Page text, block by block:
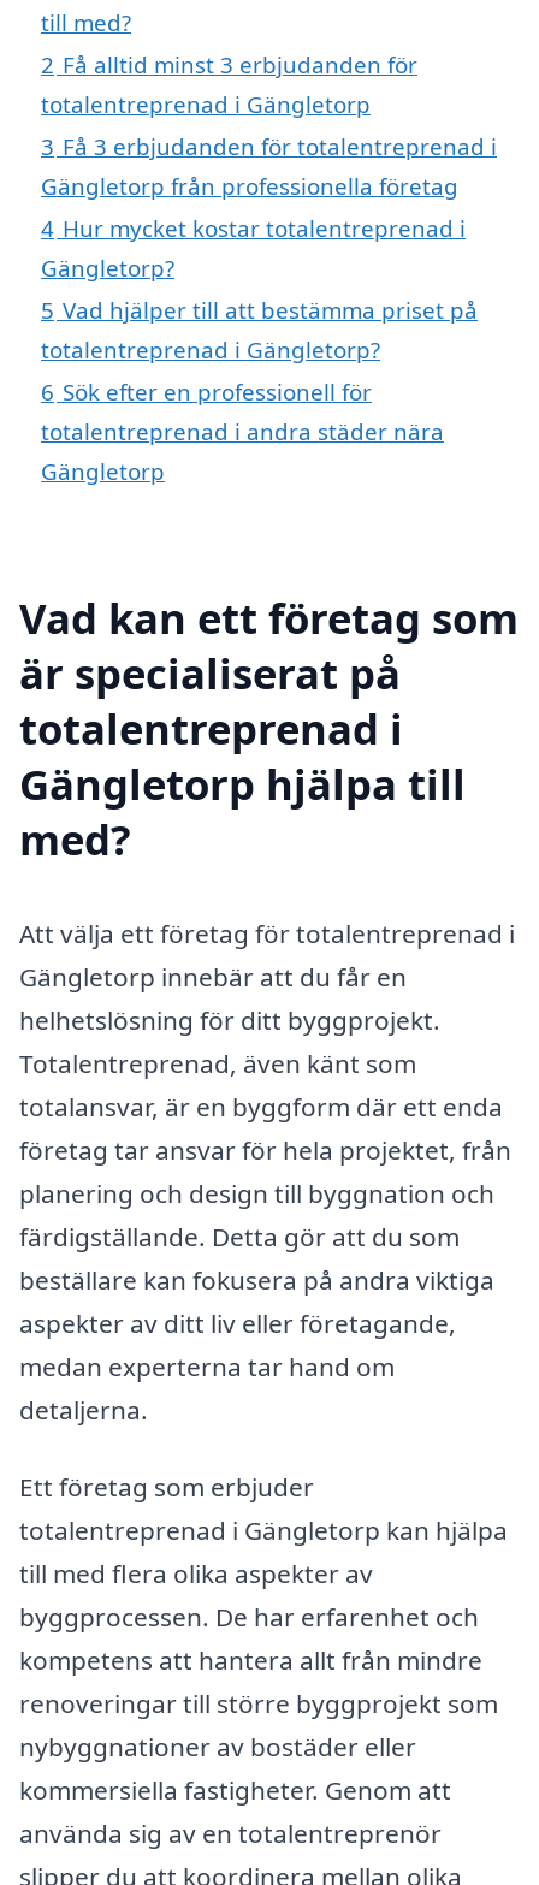
till med?
2 Få alltid minst 3 erbjudanden för
totalentreprenad i Gängletorp
3 Få 3 erbjudanden för totalentreprenad i
Gängletorp från professionella företag
4 Hur mycket kostar totalentreprenad i
Gängletorp?
5 Vad hjälper till att bestämma priset på
totalentreprenad i Gängletorp?
6 Sök efter en professionell för
totalentreprenad i andra städer nära
Gängletorp
Vad kan ett företag som
är specialiserat på
totalentreprenad i
Gängletorp hjälpa till
med?
Att välja ett företag för totalentreprenad i
Gängletorp innebär att du får en
helhetslösning för ditt byggprojekt.
Totalentreprenad, även känt som
totalansvar, är en byggform där ett enda
företag tar ansvar för hela projektet, från
planering och design till byggnation och
färdigställande. Detta gör att du som
beställare kan fokusera på andra viktiga
aspekter av ditt liv eller företagande,
medan experterna tar hand om
detaljerna.
Ett företag som erbjuder
totalentreprenad i Gängletorp kan hjälpa
till med flera olika aspekter av
byggprocessen. De har erfarenhet och
kompetens att hantera allt från mindre
renoveringar till större byggprojekt som
nybyggnationer av bostäder eller
kommersiella fastigheter. Genom att
använda sig av en totalentreprenör
slipper du att koordinera mellan olika